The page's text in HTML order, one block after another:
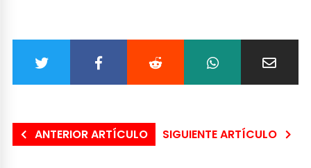
ANTERIOR ARTÍCULO SIGUIENTE ARTÍCULO